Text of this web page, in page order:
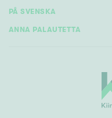
PÅ SVENSKA
ANNA PALAUTETTA